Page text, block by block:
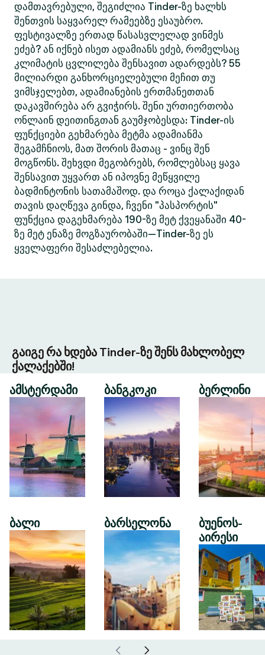
დამთავრებული, შეგიძლია Tinder-ზე ხალხს
შენთვის საყვარელ რამეებზე ესაუბრო.
ფესტივალზე ერთად წასასვლელად ვინმეს
ეძებ? ან იქნებ ისეთ ადამიანს ეძებ, რომელსაც
კლიმატის ცვლილება შენსავით ადარდებს? 55
მილიარდი განხორციელებული მეჩით თუ
ვიმსჯელებთ, ადამიანების ერთმანეთთან
დაკავშირება არ გვიჭირს. შენი ურთიერთობა
ონლაინ დეითინგთან გაუმჯობესდა: Tinder-ის
ფუნქციები გეხმარება მეტმა ადამიანმა
შეგამჩნიოს, მათ შორის მათაც - ვინც შენ
მოგწონს. შეხვდი მეგობრებს, რომლებსაც ყავა
შენსავით უყვართ ან იპოვნე მეწყვილე
ბადმინტონის სათამაშოდ. და როცა ქალაქიდან
თავის დაღწევა გინდა, ჩვენი "პასპორტის"
ფუნქცია დაგეხმარება 190-ზე მეტ ქვეყანაში 40-
ზე მეტ ენაზე მოგზაურობაში—Tinder-ზე ეს
ყველაფერი შესაძლებელია.
გაიგე რა ხდება Tinder-ზე შენს მახლობელ
ქალაქებში!
ამსტერდამი
ბალი
ბანგკოკი
ბარსელონა
ბერლინი
ბუენოს-
აირესი